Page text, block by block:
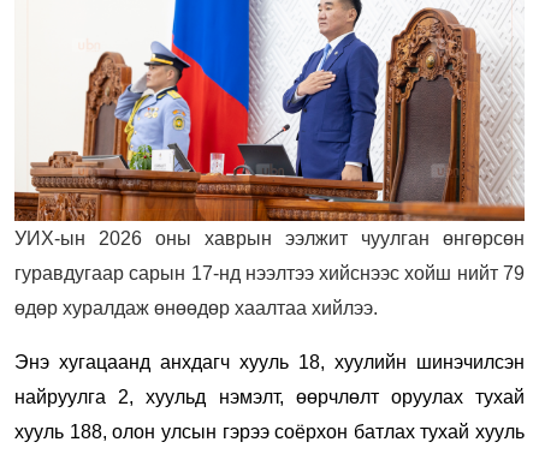
УИХ-ын 2026 оны хаврын ээлжит чуулган өнгөрсөн
гуравдугаар сарын 17-нд нээлтээ хийснээс хойш нийт 79
өдөр хуралдаж өнөөдөр хаалтаа хийлээ.
Энэ хугацаанд анхдагч хууль 18, хуулийн шинэчилсэн
найруулга 2, хуульд нэмэлт, өөрчлөлт оруулах тухай
хууль 188, олон улсын гэрээ соёрхон батлах тухай хууль